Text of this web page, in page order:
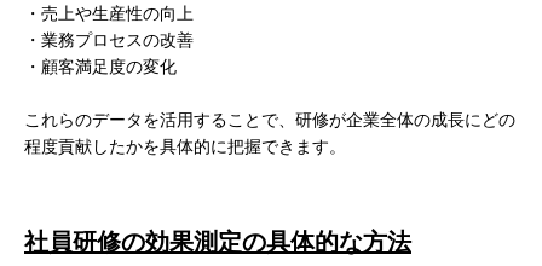
・売上や生産性の向上
・業務プロセスの改善
・顧客満足度の変化
これらのデータを活用することで、研修が企業全体の成長にどの
程度貢献したかを具体的に把握できます。
社員研修の効果測定の具体的な方法